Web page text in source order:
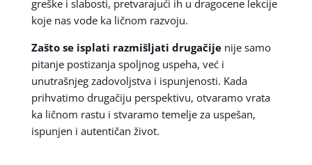
greške i slabosti, pretvarajući ih u dragocene lekcije
koje nas vode ka ličnom razvoju.
Zašto se isplati razmišljati drugačijenije samo
pitanje postizanja spoljnog uspeha, već i
unutrašnjeg zadovoljstva i ispunjenosti. Kada
prihvatimo drugačiju perspektivu, otvaramo vrata
ka ličnom rastu i stvaramo temelje za uspešan,
ispunjen i autentičan život.